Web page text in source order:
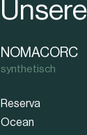
NOMACORC
synthetisch
Reserva
Ocean